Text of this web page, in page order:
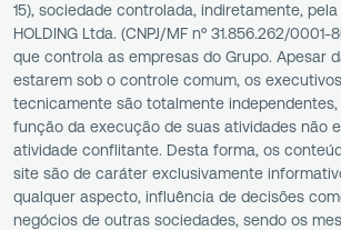
15), sociedade controlada, indiretamente, pela
HOLDING Ltda. (CNPJ/MF nº 31.856.262/
que controla as empresas do Grupo. Apesar
estarem sob o controle comum, os
tecnicamente são totalmente
função da execução de suas atividades não
atividade conflitante. Desta forma, os
site são de caráter exclusivamente
qualquer aspecto, influência de decisões
negócios de outras sociedades, sendo os